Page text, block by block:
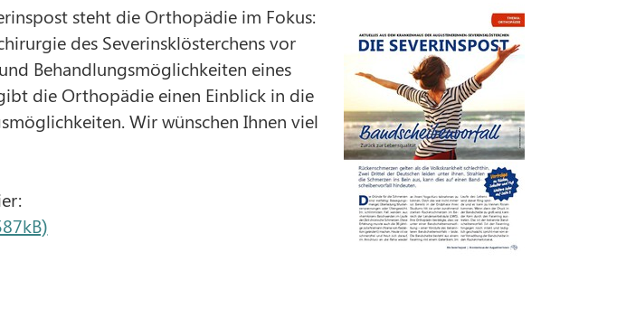
steht die Orthopädie im Fokus:
des Severinsklösterchens vor
Behandlungsmöglichkeiten eines
die Orthopädie einen Einblick in die
Wir wünschen Ihnen viel